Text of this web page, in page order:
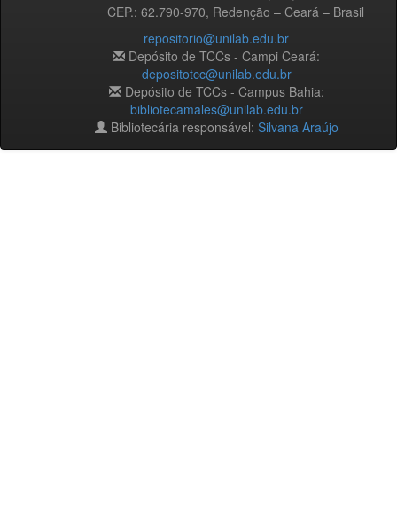
CEP.: 62.790-970, Redenção – Ceará – Brasil
repositorio@unilab.edu.br
Depósito de TCCs - Campi Ceará:
depositotcc@unilab.edu.br
Depósito de TCCs - Campus Bahia:
bibliotecamales@unilab.edu.br
Bibliotecária responsável: Silvana Araújo